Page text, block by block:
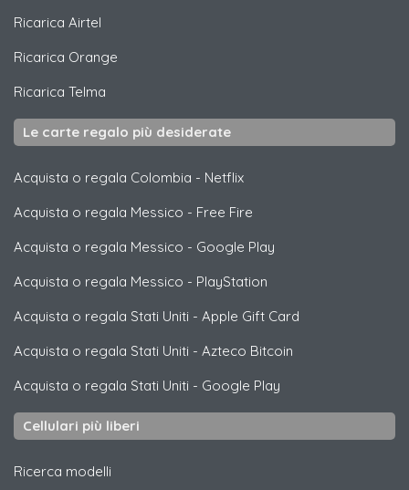
Ricarica Airtel
Ricarica Orange
Ricarica Telma
Le carte regalo più desiderate
Acquista o regala Colombia - Netflix
Acquista o regala Messico - Free Fire
Acquista o regala Messico - Google Play
Acquista o regala Messico - PlayStation
Acquista o regala Stati Uniti - Apple Gift Card
Acquista o regala Stati Uniti - Azteco Bitcoin
Acquista o regala Stati Uniti - Google Play
Cellulari più liberi
Ricerca modelli